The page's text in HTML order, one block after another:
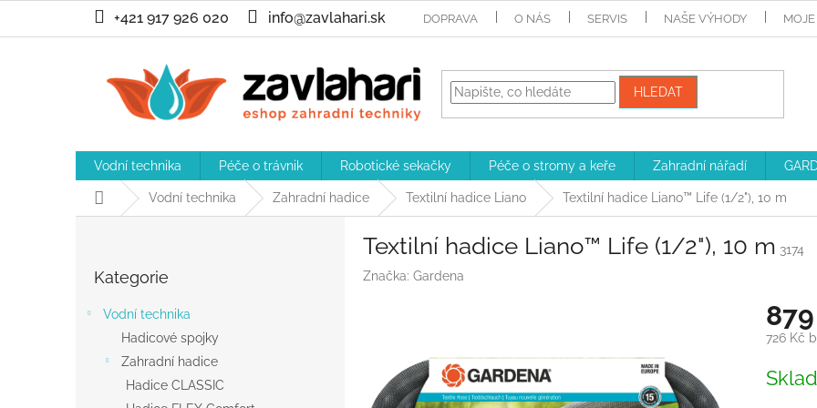
obsah
+421 917 926 020 info@zavlahari.sk DOPRAVA O NÁS SERVIS NAŠE VÝHODY MOJE
HLEDAT
Vodní technika Péče o trávnik Robotické sekačky Péče o stromy a keře Zahradní nářadí
Domů Vodní technika Zahradní hadice Textilní hadice Liano Textilní hadice Liano™ Life (1/2"), 10 m
kategorie
Kategorie
Vodní technika
Hadicové spojky
Zahradní hadice
Hadice CLASSIC
Textilní hadice Liano™ Life (1/2"), 10 m 3174
Značka: Gardena
726 Kč
cena: